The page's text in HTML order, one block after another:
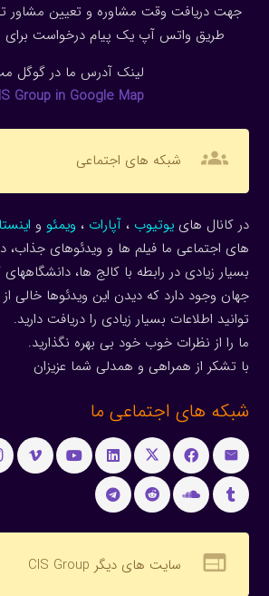
جهت دریافت وقت مشاوره و تعیین مشاور
طریق واتس آپ یک پیام درخواست برای
لینک آدرس ما در گوگل
Group in Google Map
groups شبکه های اجتماعی
در کانال هاییوتیوب ، آپارات ، ویمئو و
های اجتماعی ما فیلم ها و ویدئوهای جذاب،
بسیار زیادی در رابطه با کالج ها،
جهان وجود دارد که دیدن این ویدئوها
توانید اطلاعات بسیار زیادی را دریافت دارید.
ما را از نظرات خوب خود بی بهره نگذارید.
با تشکر از همراهی و همدلی شما عزیزان
شبکه های اجتماعی ما
web سایت های دیگر CIS Group